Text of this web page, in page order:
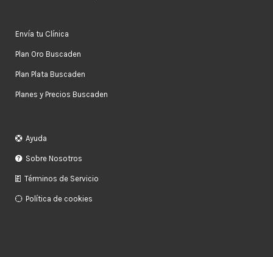
Envía tu Clínica
Plan Oro Buscaden
Plan Plata Buscaden
Planes y Precios Buscaden
Ayuda
Sobre Nosotros
Términos de Servicio
Política de cookies